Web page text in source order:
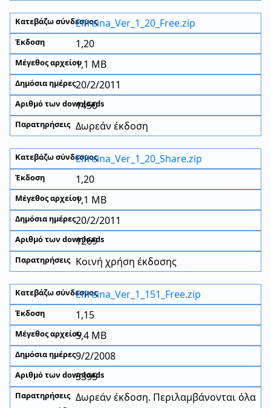
Elfreina_Ver_1_20_Free.zip
1,20
1,1 MB
20/2/2011
1450
Δωρεάν έκδοση
Elfreina_Ver_1_20_Share.zip
1,20
1,1 MB
20/2/2011
1269
Κοινή χρήση έκδοσης
Elfreina_Ver_1_151_Free.zip
1,15
5,4 MB
9/2/2008
3395
Δωρεάν έκδοση. Περιλαμβάνονται όλα